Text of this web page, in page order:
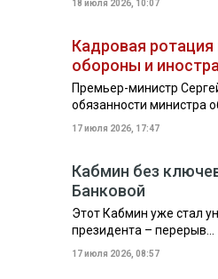
18 июля 2026, 10:07
Кадровая ротация
обороны и
Премьер-министр
обязанности министра
17 июля 2026, 17:47
Кабмин без
Банковой
Этот Кабмин уже стал
президента – перерыв...
17 июля 2026, 08:57